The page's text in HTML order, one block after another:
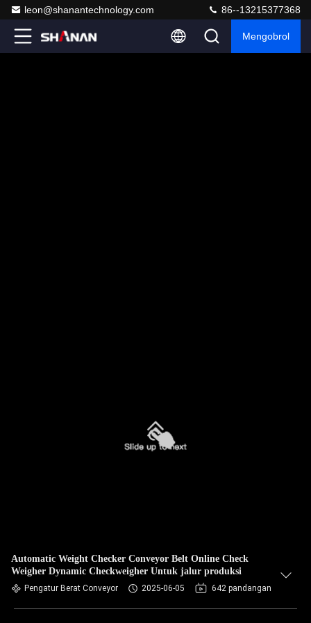
leon@shanantechnology.com 86--13215377368
Mengobrol
Automatic Weight Checker Conveyor Belt Online Check
Weigher Dynamic Checkweigher Untuk jalur produksi
Pengatur Berat Conveyor 2025-06-05 642 pandangan